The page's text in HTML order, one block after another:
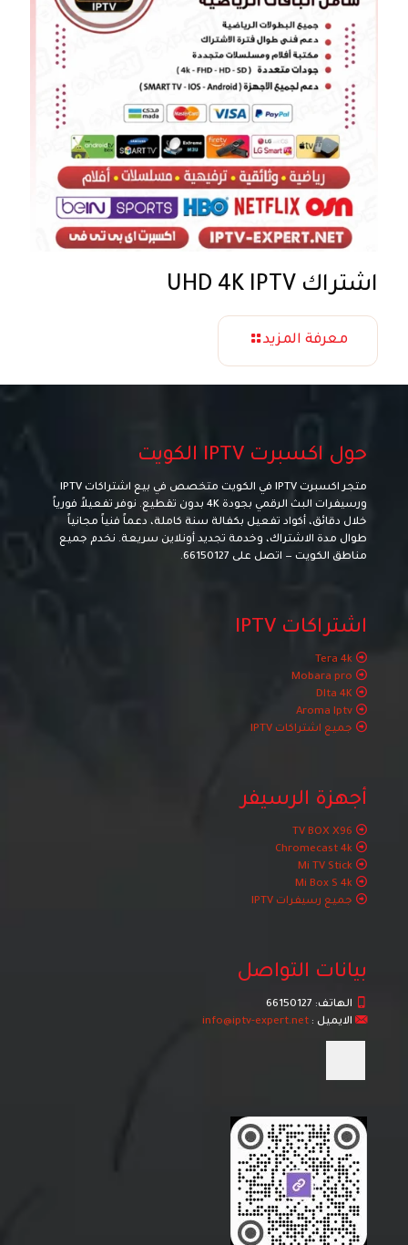
اشتراك UHD 4K IPTV
معرفة المزيد
حول اكسبرت IPTV الكويت
متجر اكسبرت IPTV في الكويت متخصص في بيع اشتراكات IPTV
ورسيفرات البث الرقمي بجودة 4K بدون تقطيع. نوفر تفعيلاً فورياً
خلال دقائق، أكواد تفعيل بكفالة سنة كاملة، دعماً فنياً مجانياً
طوال مدة الاشتراك، وخدمة تجديد أونلاين سريعة. نخدم جميع
مناطق الكويت — اتصل على 66150127
.
اشتراكات IPTV
Tera 4k
Mobara pro
Dlta 4K
Aroma Iptv
جميع اشتراكات IPTV
أجهزة الرسيفر
TV BOX X96
Chromecast 4k
Mi TV Stick
Mi Box S 4k
جميع رسيفرات IPTV
بيانات التواصل
الهاتف: 66150127
الايميل : info@iptv-expert.net